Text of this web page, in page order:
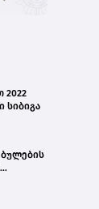
2022
სიბიგა